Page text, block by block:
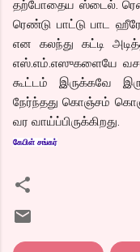
தற்போதைய ஸ்டைல்.
ரெண்டு பாட்டு பாட
என கலந்து கட்டி
எஸ்.எம்.எஸுகளையே
கூட்டம் இருக்கவே
நேர்ந்தது கொஞ்சம்
வர வாய்ப்பிருக்கிறது.
கேபிள் சங்கர்